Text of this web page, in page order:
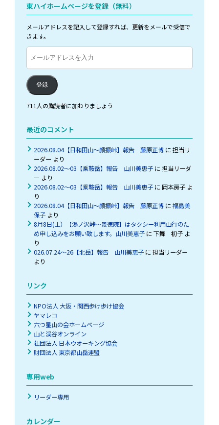
東ハイホームページを登録（無料）
メールアドレスを記入して登録すれば、更新をメールで受信で
きます。
メ
ー
ア
ド
レ
を
入
力
登録
711人の購読者に加わりましょう
最近のコメント
2026.08.04【日和田山～顔振峠】報告 藤原正博 に 担当リ
ーダー より
2026.08.02～03【乗鞍岳】報告 山川美恵子 に 担当リーダ
ー より
2026.08.02～03【乗鞍岳】報告 山川美恵子 に 岡本房子 よ
り
2026.08.04【日和田山～顔振峠】報告 藤原正博 に 福島美
保子 より
8月8日(土）【湯ノ沢峠〜景徳院】はタクシー利用山行のた
め申し込みをお願い致します。山川美恵子 に 下舞 初子 よ
り
026.07.24～26【北岳】報告 山川美恵子 に 担当リーダー
より
リンク
NPO法人 大阪・関西歩け歩け協会
ヤマレコ
六つ星山の会ホームページ
山と渓谷オンライン
社団法人 日本ウオーキング協会
財団法人 東京都山岳連盟
専用web
リーダー専用
カレンダー